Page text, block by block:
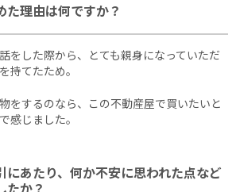
た理由は何ですか？
をした際から、とても親身になっていただ
持てたため。
をするのなら、この不動産屋で買いたいと
感じました。
にあたり、何か不安に思われた点など
たか？